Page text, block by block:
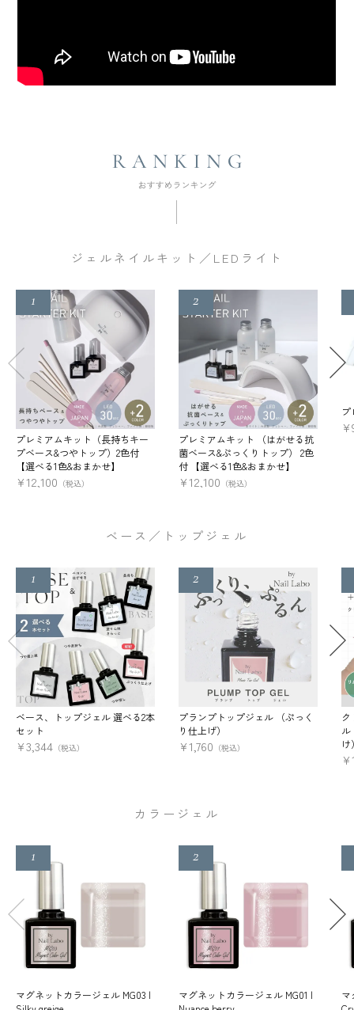
ジェルネイルキット／LEDライト
プレミアムキット（長持ちキー
プベース&つやトップ）2色付
【選べる1色&おまかせ】
¥12,100 （税込）
プレミアムキット （はがせる抗
菌ベース&ぷっくりトップ） 2色
付 【選べる1色&おまかせ】
¥12,100 （税込）
¥
ベース／トップジェル
ベース、トップジェル 選べる2本
セット
¥3,344 （税込）
プランプトップジェル （ぷっく
り仕上げ）
¥1,760 （税込）
ル
け
¥
カラージェル
マグネットカラージェル MG03 |
マグネットカラージェル MG01 |
マ